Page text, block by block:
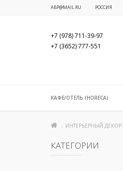
ABP@MAIL.RU РОССИЯ
+7 (978) 711-39-97
+7 (3652) 777-551
КАФЕ/ОТЕЛЬ (HORECA)
ИНТЕРЬЕРНЫЙ ДЕКОР
КАТЕГОРИИ